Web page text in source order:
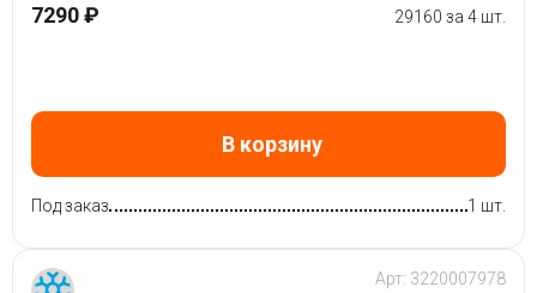
7290 ₽ 29160 за 4 шт.
В корзину
Под заказ 1 шт.
Арт: 3220007978